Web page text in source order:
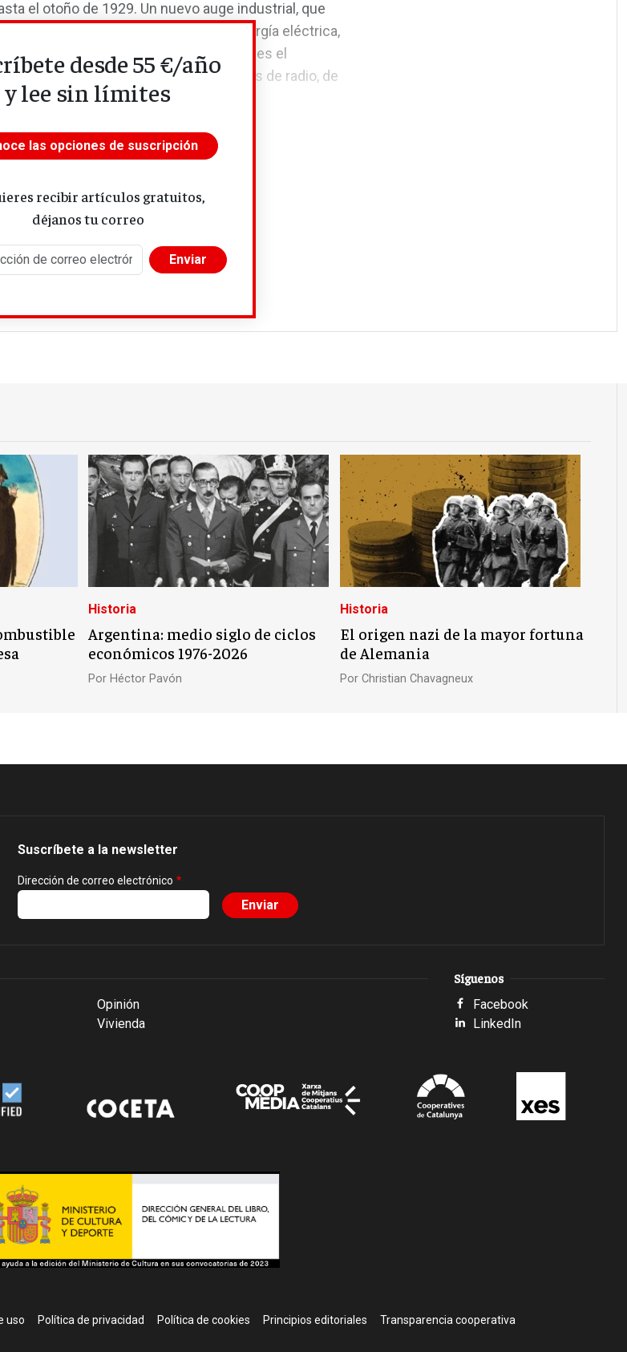
el otoño de 1929. Un nuevo auge industrial, que
la guerra, se dispara en torno a la energía eléctrica,
de radio y los medios de transporte: es el
en masa de automóviles, de receptores de radio, de
de la...
desde 55 €/año
y lee sin límites
las opciones de suscripción
recibir artículos gratuitos,
déjanos tu correo
Historia
Argentina: medio siglo de ciclos
económicos 1976-2026
Por Héctor Pavón
Historia
El origen nazi de la mayor fortuna
de Alemania
Por Christian Chavagneux
Suscríbete a la newsletter
Dirección de correo electrónico
Opinión
Vivienda
Síguenos
Facebook
LinkedIn
uso Política de privacidad Política de cookies Principios editoriales Transparencia cooperativa